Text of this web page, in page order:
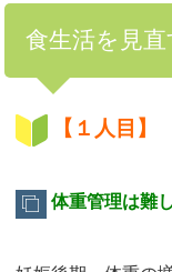
食生活を見
【１人目】
体重管理は難